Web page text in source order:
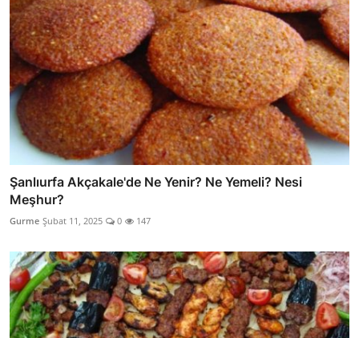
Şanlıurfa Akçakale'de Ne Yenir? Ne Yemeli? Nesi
Meşhur?
Gurme Şubat 11, 2025 0 147